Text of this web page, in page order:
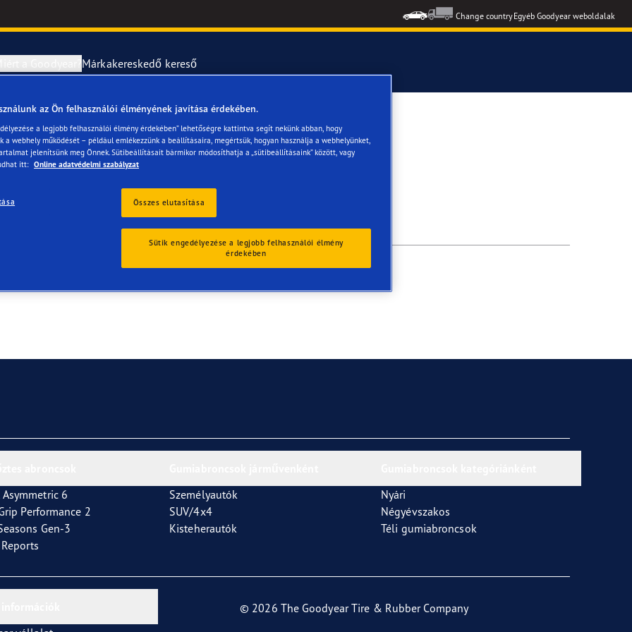
Change countryEgyéb Goodyear weboldalak
szerelése és cseréje
tudnivalók
RACING
F1 SuperSport
UltraGrip Performance 3
Márkakereskedő kereső
KFT.
Asymmetric 6
Performance 2
Gen-3
Személyautók
SUV/4x4
Kisteherautók
Nyári
Négyévszakos
Téli gumiabroncsok
© 2026 The Goodyear Tire & Rubber Company
az Ön felhasználói élményének javítása érdekében.
a legjobb felhasználói élmény érdekében” lehetőségre kattintva segít nekünk abban, hogy
a webhely működését – például emlékezzünk a beállításaira, megértsük, hogyan használja a webhelyünket,
jelenítsünk meg Önnek. Sütibeállításait bármikor módosíthatja a „sütibeállításaink” között, vagy
itt: Online adatvédelmi szabályzat
Összes elutasítása
Sütik engedélyezése a legjobb felhasználói élmény
érdekében